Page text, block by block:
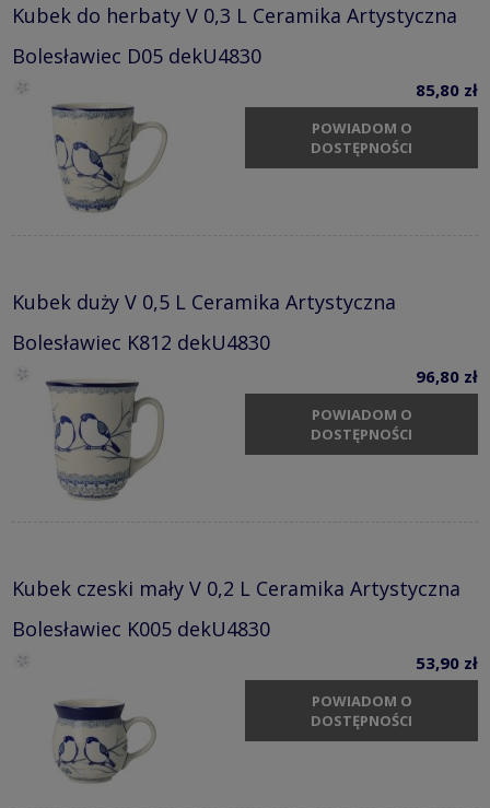
Kubek do herbaty V 0,3 L Ceramika Artystyczna
Bolesławiec D05 dekU4830
85,80 zł
POWIADOM O
DOSTĘPNOŚCI
Kubek duży V 0,5 L Ceramika Artystyczna
Bolesławiec K812 dekU4830
96,80 zł
POWIADOM O
DOSTĘPNOŚCI
Kubek czeski mały V 0,2 L Ceramika Artystyczna
Bolesławiec K005 dekU4830
53,90 zł
POWIADOM O
DOSTĘPNOŚCI